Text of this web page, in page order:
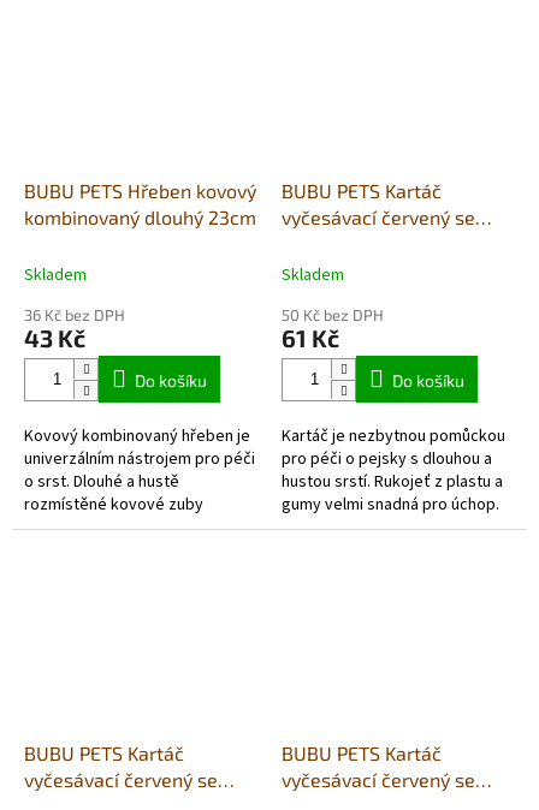
BUBU PETS Hřeben kovový
kombinovaný dlouhý 23cm
Skladem
36 Kč bez DPH
43 Kč
Do košíku
Kovový kombinovaný hřeben je
univerzálním nástrojem pro péči
o srst. Dlouhé a hustě
rozmístěné kovové zuby
efektivně pronikají do srsti,
BUBU PETS Kartáč
vyčesávací červený se
11,5cmx9x19cm
Skladem
50 Kč bez DPH
61 Kč
Do košíku
Kartáč je nezbytnou pomůckou
pro péči o pejsky s dlouhou a
hustou srstí. Rukojeť z plastu a
gumy velmi snadná pro úchop.
Štětinky vyrobeny z kovu.
BUBU PETS Kartáč
vyčesávací červený se
BUBU PETS Kartáč
vyčesávací červený se